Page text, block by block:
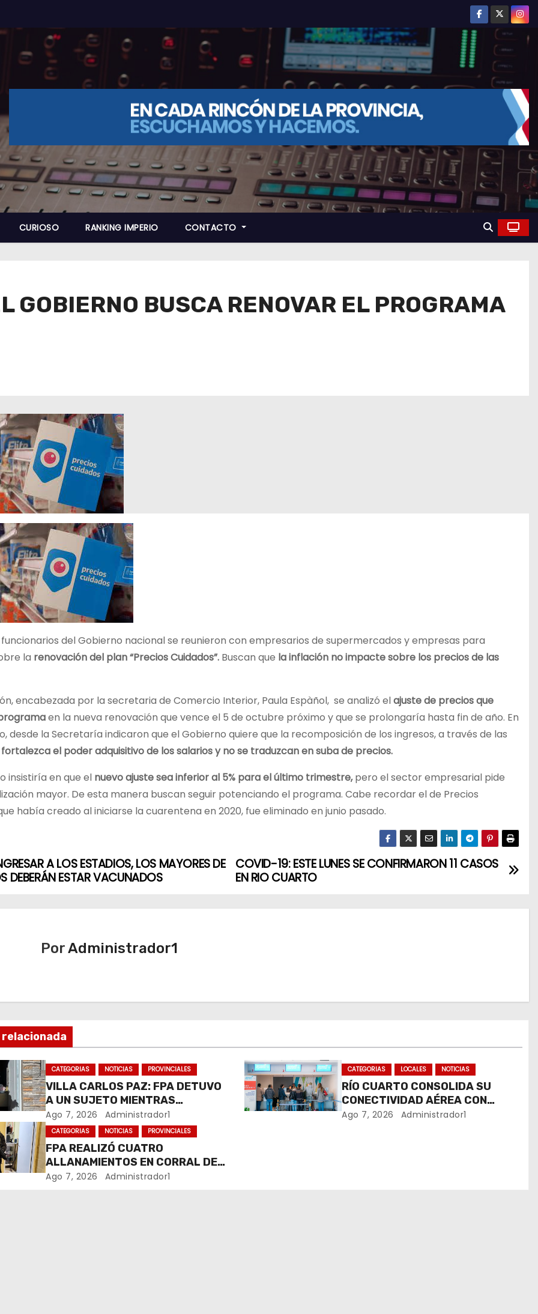
CURIOSO RANKING IMPERIO CONTACTO
GOBIERNO BUSCA RENOVAR EL PROGRAMA
funcionarios del Gobierno nacional se reunieron con empresarios de supermercados y empresas para
la renovación del plan “Precios Cuidados”. Buscan que la inflación no impacte sobre los precios de las
encabezada por la secretaria de Comercio Interior, Paula Espàñol, se analizó elajuste de precios que
en la nueva renovación que vence el 5 de octubre próximo y que se prolongaría hasta fin de año. En
desde la Secretaría indicaron que el Gobierno quiere que la recomposición de los ingresos, a través de las
fortalezca el poder adquisitivo de los salarios y no se traduzcan en suba de precios.
insistiría en que el nuevo ajuste sea inferior al 5% para el último trimestre,pero el sector empresarial pide
mayor. De esta manera buscan seguir potenciando el programa. Cabe recordar el de Precios
había creado al iniciarse la cuarentena en 2020, fue eliminado en junio pasado.
COVID-19: ESTE LUNES SE CONFIRMARON 11 CASOS
EN RIO CUARTO
A LOS ESTADIOS, LOS MAYORES DE
DEBERÁN ESTAR VACUNADOS
PorAdministrador1
CATEGORIAS NOTICIAS PROVINCIALES
VILLA CARLOS PAZ: FPA DETUVO
A UN SUJETO MIENTRAS
COMERCIALIZABA COCAÍNA Y
MARIHUANA EN UNA PLAZA
Ago 7, 2026 Administrador1
CATEGORIAS LOCALES NOTICIAS
RÍO CUARTO CONSOLIDA SU
CONECTIVIDAD AÉREA CON
CUATRO VUELOS SEMANALES A
Ago 7, 2026 Administrador1
CATEGORIAS NOTICIAS PROVINCIALES
FPA REALIZÓ CUATRO
ALLANAMIENTOS EN CORRAL DE
BUSTOS-IFFLINGER
Ago 7, 2026 Administrador1